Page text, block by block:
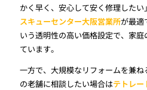
かく早く、安心して安く修理した
スキューセンター大阪営業所が最適
いう透明性の高い価格設定で、家
ています。
一方で、大規模なリフォームを兼ね
の老舗に相談したい場合はテトレー